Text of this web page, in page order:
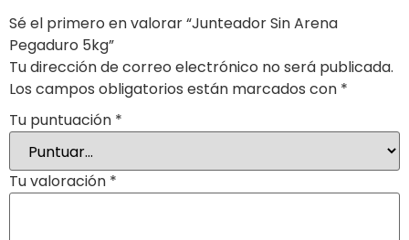
Sé el primero en valorar “Junteador Sin Arena
Pegaduro 5kg”
Tu dirección de correo electrónico no será publicada.
Los campos obligatorios están marcados con *
Tu puntuación *
Tu valoración *